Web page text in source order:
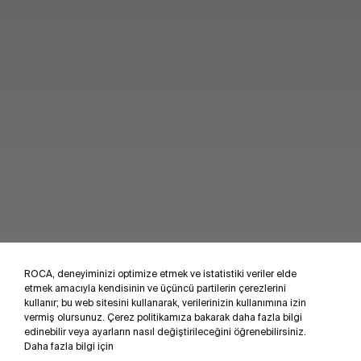
ROCA, deneyiminizi optimize etmek ve istatistiki veriler elde
etmek amacıyla kendisinin ve üçüncü partilerin çerezlerini
kullanır; bu web sitesini kullanarak, verilerinizin kullanımına izin
vermiş olursunuz. Çerez politikamıza bakarak daha fazla bilgi
edinebilir veya ayarların nasıl değiştirileceğini öğrenebilirsiniz.
Daha fazla bilgi için